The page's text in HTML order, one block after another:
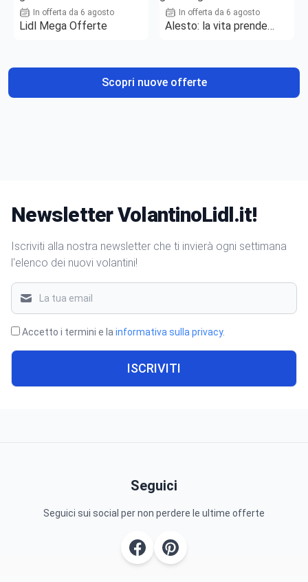
In offerta da 6 agosto
Lidl Mega Offerte
In offerta da 6 agosto
Alesto: la vita prende
Scopri nuove offerte
Newsletter VolantinoLidl.it!
Iscriviti alla nostra newsletter che ti invierà ogni settimana
l'elenco dei nuovi volantini!
Accetto i termini e la informativa sulla privacy.
ISCRIVITI
Seguici
Seguici sui social per non perdere le ultime offerte